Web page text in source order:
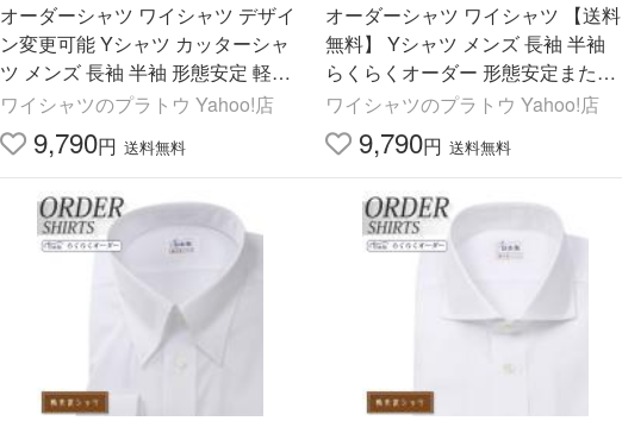
オーダーシャツ ワイシャツ デザイ
ン変更可能 Yシャツ カッターシャ
ツ メンズ 長袖 半袖 形態安定 軽井
沢シャツ ノーアイロン Y10KZ400
1
ワイシャツのプラトウ Yahoo!店
9,790円 送料無料
オーダーシャツ ワイシャツ 【送料
無料】 Yシャツ メンズ 長袖 半袖
らくらくオーダー 形態安定または
レギュラー加工 軽井沢シャツ 定番
白系 綿100％ Y10KZ3001
ワイシャツのプラトウ Yahoo!店
9,790円 送料無料